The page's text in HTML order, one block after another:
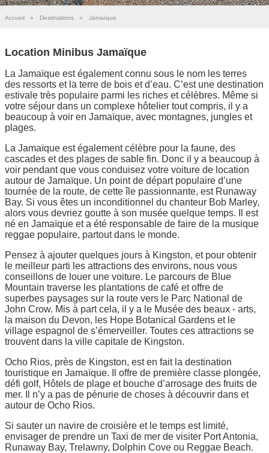
Accueil » Destinations » Jamaïque
Location Minibus Jamaïque
La Jamaïque est également connu sous le nom les terres
des ressorts et la terre de bois et d’eau. C’est une destination
estivale très populaire parmi les riches et célèbres. Même si
votre séjour dans un complexe hôtelier tout compris, il y a
beaucoup à voir en Jamaïque, avec montagnes, jungles et
plages.
La Jamaïque est également célèbre pour la faune, des
cascades et des plages de sable fin. Donc il y a beaucoup à
voir pendant que vous conduisez votre voiture de location
autour de Jamaïque. Un point de départ populaire d’une
tournée de la route, de cette île passionnante, est Runaway
Bay. Si vous êtes un inconditionnel du chanteur Bob Marley,
alors vous devriez goutte à son musée quelque temps. Il est
né en Jamaïque et a été responsable de faire de la musique
reggae populaire, partout dans le monde.
Pensez à ajouter quelques jours à Kingston, et pour obtenir
le meilleur parti les attractions des environs, nous vous
conseillons de louer une voiture. Le parcours de Blue
Mountain traverse les plantations de café et offre de
superbes paysages sur la route vers le Parc National de
John Crow. Mis à part cela, il y a le Musée des beaux - arts,
la maison du Devon, les Hope Botanical Gardens et le
village espagnol de s’émerveiller. Toutes ces attractions se
trouvent dans la ville capitale de Kingston.
Ocho Rios, près de Kingston, est en fait la destination
touristique en Jamaïque. Il offre de première classe plongée,
défi golf, Hôtels de plage et bouche d’arrosage des fruits de
mer. Il n’y a pas de pénurie de choses à découvrir dans et
autour de Ocho Rios.
Si sauter un navire de croisière et le temps est limité,
envisager de prendre un Taxi de mer de visiter Port Antonia,
Runaway Bay, Trelawny, Dolphin Cove ou Reggae Beach.